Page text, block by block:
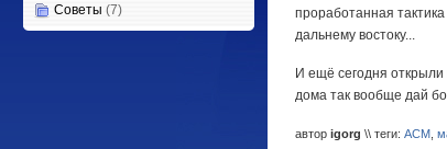
Советы (7)
проработанная
дальнему востоку...
И ещё сегодня
дома так вообще дай
автор igorg \\ теги: ACM